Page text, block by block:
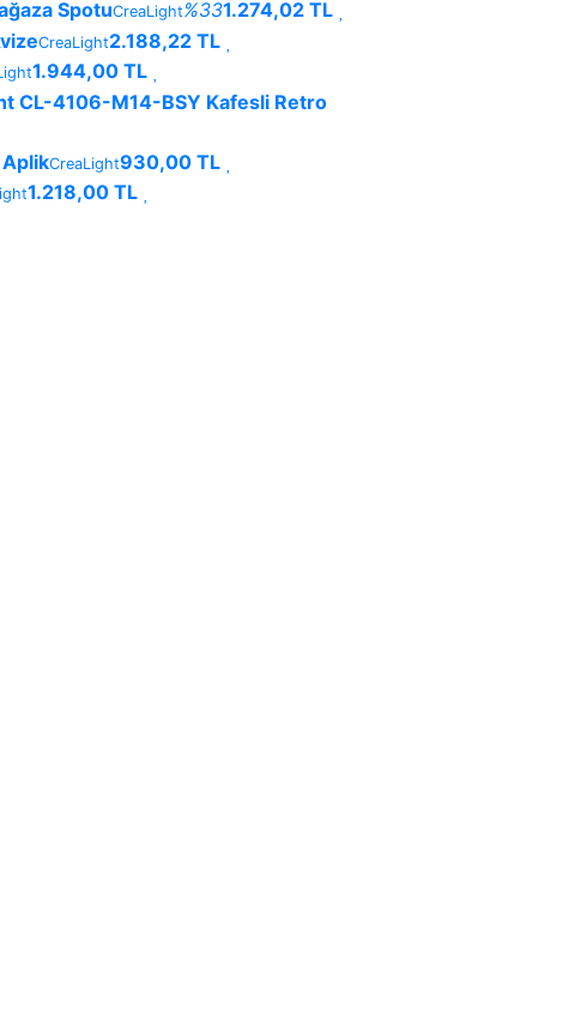
SpotuCreaLight%331.274,02 TL
CreaLight2.188,22 TL
1.944,00 TL
CL-4106-M14-BSY Kafesli Retro
CreaLight930,00 TL
1.218,00 TL